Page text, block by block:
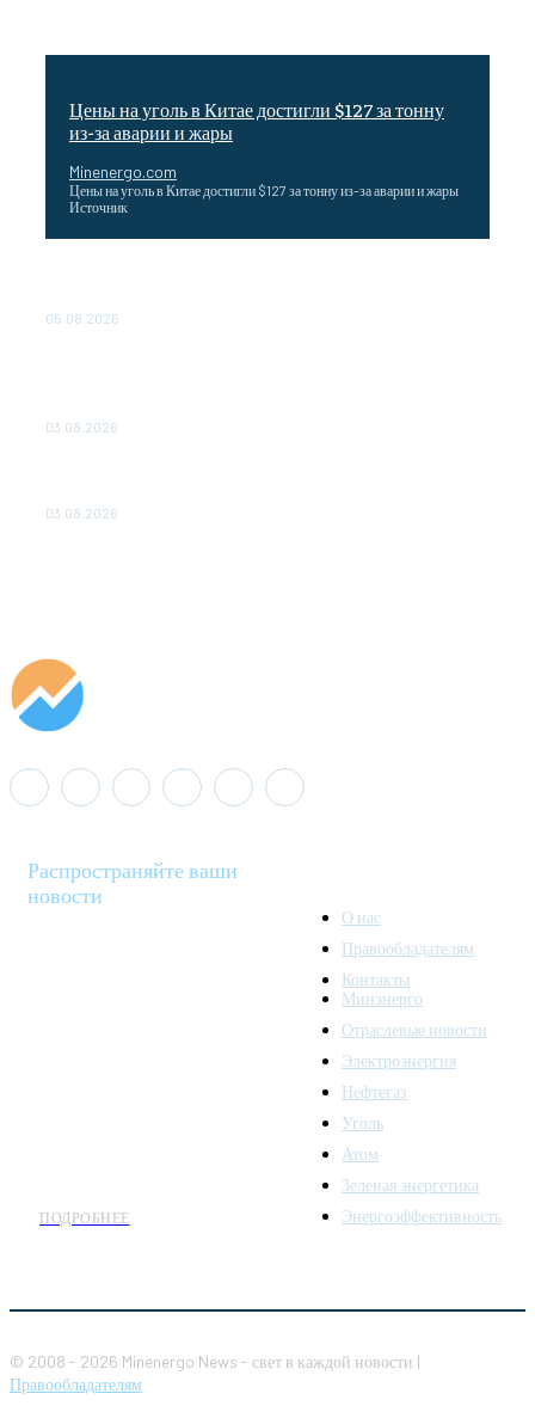
Цены на уголь в Китае достигли $127 за тонну
из-за аварии и жары
Minenergo.com
Цены на уголь в Китае достигли $127 за тонну из-за аварии и жары
Источник
05.08.2026
03.08.2026
03.08.2026
Распространяйте ваши
новости
ПОДРОБНЕЕ
О нас
Правообладателям
Контакты
Минэнерго
Отраслевые новости
Электроэнергия
Нефтегаз
Уголь
Атом
Зеленая энергетика
Энергоэффективность
© 2008 - 2026 Minenergo News - свет в каждой новости |
Правообладателям